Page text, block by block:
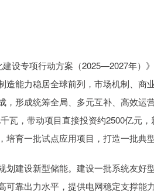
设专项行动方案（2025—2027年）
能力稳居全球前列，市场机制、商
形成统筹全局、多元互补、高效运
瓦，带动项目直接投资约2500亿元
育一批试点应用项目，打造一批典型
建设新型储能。建设一批系统友好
靠出力水平，提供电网稳定支撑能